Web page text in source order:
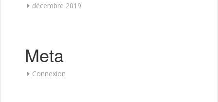
décembre 2019
Meta
Connexion